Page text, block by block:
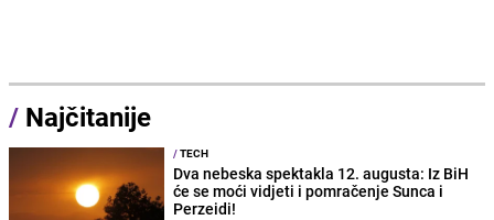
/ Najčitanije
/TECH
Dva nebeska spektakla 12. augusta: Iz BiH
će se moći vidjeti i pomračenje Sunca i
Perzeidi!